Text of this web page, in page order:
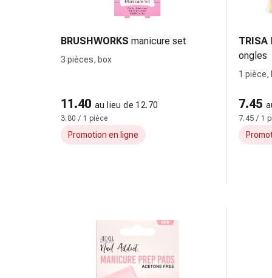
pansement
et
soleil
Sets
de
Pansement
BRUSHWORKS manicure set
3 pièces, box
11.40 au lieu de 12.70
3.80 / 1 pièce
Promotion en ligne
TRISA
ongles
1 pièce,
7.45
7.45 / 1